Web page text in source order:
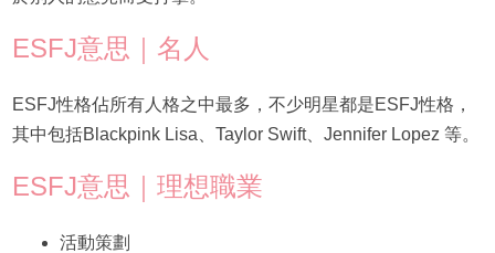
ESFJ意思｜名人
ESFJ性格佔所有人格之中最多，不少明星都是ESFJ性格，
其中包括Blackpink Lisa、Taylor Swift、Jennifer Lopez 等。
ESFJ意思｜理想職業
活動策劃